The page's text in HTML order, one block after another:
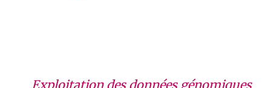
Exploitation des données génomiques